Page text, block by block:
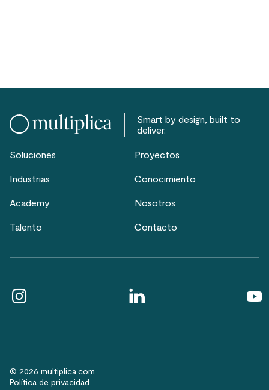
Smart by design, built to
deliver.
Soluciones Proyectos
Industrias Conocimiento
Academy Nosotros
Talento Contacto
© 2026 multiplica.com
Política de privacidad